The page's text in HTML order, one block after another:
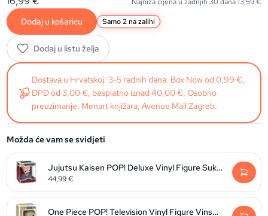
Dodaj u košaricu Samo 2 na zalihi
Dodaj u listu želja
Dostava u Hrvatskoj: 3-5 radnih dana. Box Now od 0,99 €,
DPD od 3,00 €, besplatno iznad 40,00 €. Osobno
preuzimanje: Menart knjižara, Avenue Mall Zagreb.
Možda će vam se svidjeti
Jujutsu Kaisen POP! Deluxe Vinyl Figure Sukuna 9 cm
44,99€
One Piece POP! Television Vinyl Figure Vinsmoke Sanji 9 cm